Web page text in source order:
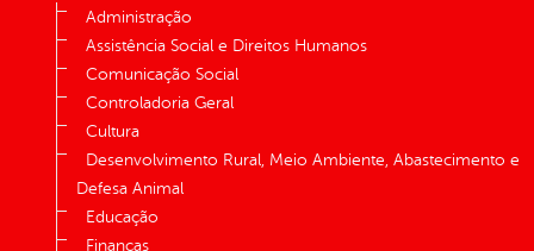
Administração
Assistência Social e Direitos Humanos
Comunicação Social
Controladoria Geral
Cultura
Desenvolvimento Rural, Meio Ambiente, Abastecimento e
Defesa Animal
Educação
Finanças